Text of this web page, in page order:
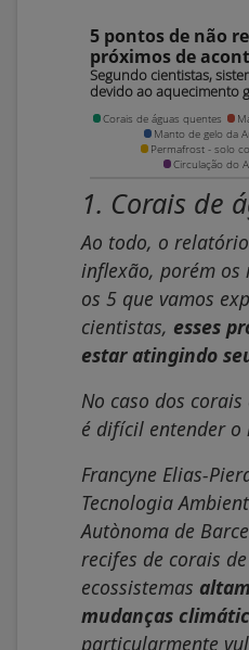
1. Corais de
Ao todo, o
inflexão, porém os
os 5 que vamos
cientistas, esses
estar atingindo
No caso dos
é difícil entender o
Francyne Elias-
Tecnologia
Autònoma de
recifes de corais
ecossistemas
mudanças
particularmente